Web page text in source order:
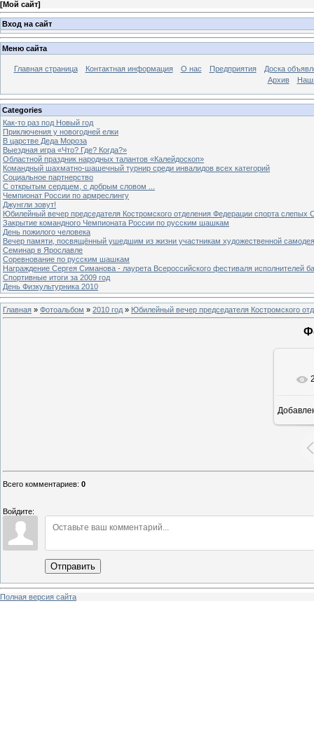
[Мой сайт]
Вход на сайт
Меню сайта
Главная страница Контактная информация О нас Предприятия
Доска
Архив
Categories
Как-то раз под Новый год
Приключения у новогодней елки
В царстве Деда Мороза
Выездная игра «Что? Где? Когда?»
Областной праздник народных талантов «Калейдоскоп»
Командный шахматно-шашечный турнир среди инвалидов всех категорий
Социальное партнерство
С открытым сердцем, с добрым словом ...
Чемпионат России по армреслингу
Джунгли зовут!
Юбилейный вечер председателя Костромского отделения Федерации спорта слепых
Закрытие командного Чемпионата России по русским шашкам
День пожилого человека
Вечер памяти, посвящённый ушедшим из жизни участникам художественной
Семинар в Ярославле
Соревнование по русским шашкам
Награждение Сергея Симанова - лаурета Всероссийского фестиваля исполнителей
Спортивные итоги за 2009 год
День Физкультурника 2010
Главная » Фотоальбом » 2010 год » Юбилейный вечер председателя Костромского
Всего комментариев: 0
Войдите:
Отправить
Полная версия сайта